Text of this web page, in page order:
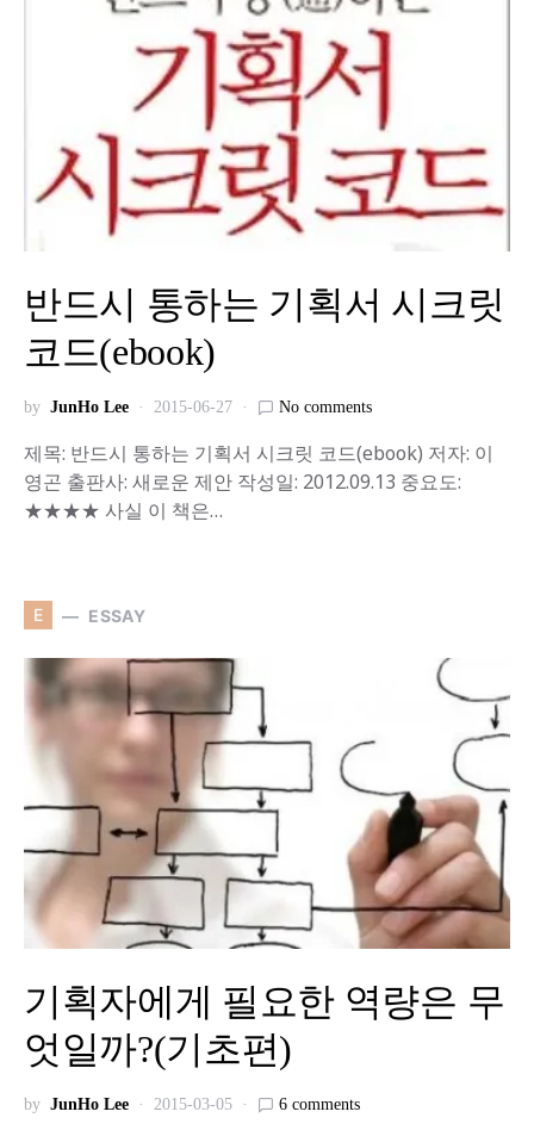
반드시 통하는 기획서 시크릿
코드(ebook)
by JunHo Lee 2015-06-27 No comments
제목: 반드시 통하는 기획서 시크릿 코드(ebook) 저자: 이
영곤 출판사: 새로운 제안 작성일: 2012.09.13 중요도:
★★★★ 사실 이 책은…
E ESSAY
기획자에게 필요한 역량은 무
엇일까?(기초편)
by JunHo Lee 2015-03-05 6 comments